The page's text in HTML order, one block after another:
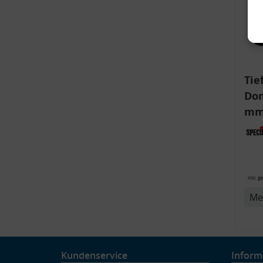
inkl.
Kundenservice